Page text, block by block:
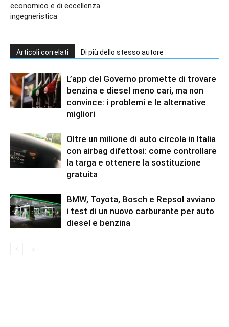
economico e di eccellenza
ingegneristica
Articoli correlati Di più dello stesso autore
L’app del Governo promette di trovare
benzina e diesel meno cari, ma non
convince: i problemi e le alternative
migliori
Oltre un milione di auto circola in Italia
con airbag difettosi: come controllare
la targa e ottenere la sostituzione
gratuita
BMW, Toyota, Bosch e Repsol avviano
i test di un nuovo carburante per auto
diesel e benzina